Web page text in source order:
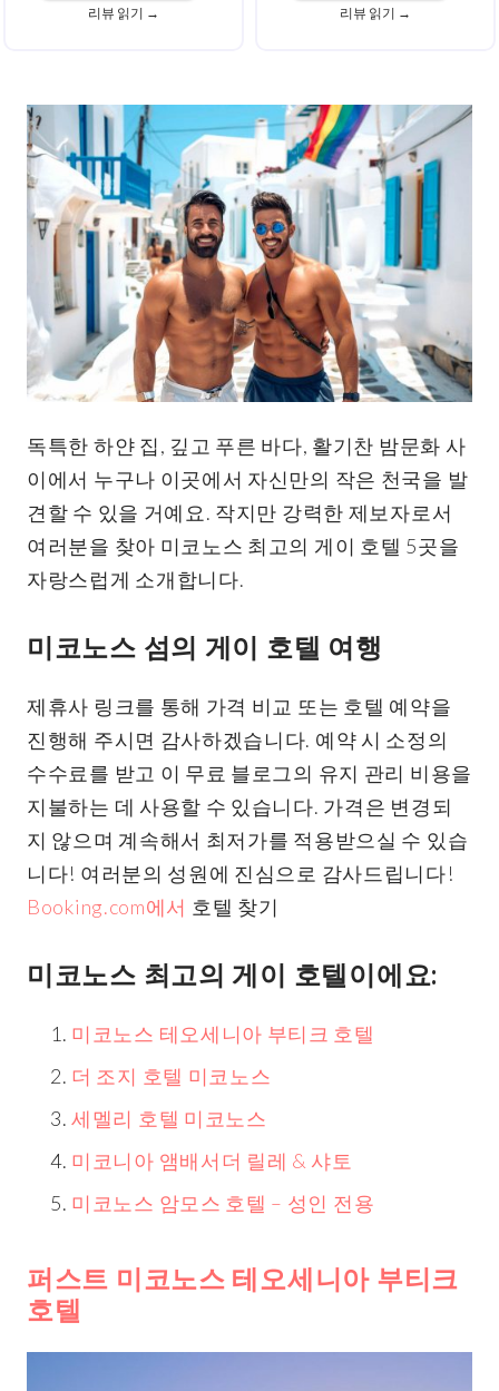
리뷰 읽기 → 리뷰 읽기 →
독특한 하얀 집, 깊고 푸른 바다, 활기찬 밤문화 사
이에서 누구나 이곳에서 자신만의 작은 천국을 발
견할 수 있을 거예요. 작지만 강력한 제보자로서
여러분을 찾아 미코노스 최고의 게이 호텔 5곳을
자랑스럽게 소개합니다.
미코노스 섬의 게이 호텔 여행
제휴사 링크를 통해 가격 비교 또는 호텔 예약을
진행해 주시면 감사하겠습니다. 예약 시 소정의
수수료를 받고 이 무료 블로그의 유지 관리 비용을
지불하는 데 사용할 수 있습니다. 가격은 변경되
지 않으며 계속해서 최저가를 적용받으실 수 있습
니다! 여러분의 성원에 진심으로 감사드립니다!
Booking.com에서 호텔 찾기
미코노스 최고의 게이 호텔이에요:
미코노스 테오세니아 부티크 호텔
더 조지 호텔 미코노스
세멜리 호텔 미코노스
미코니아 앰배서더 릴레 & 샤토
미코노스 암모스 호텔 – 성인 전용
퍼스트 미코노스 테오세니아 부티크
호텔